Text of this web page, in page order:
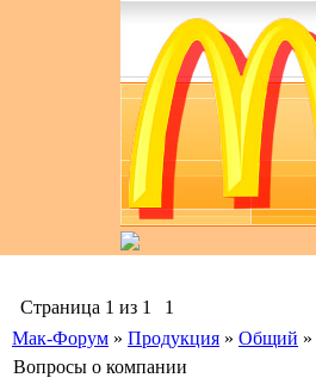
Страница 1 из 1
1
Мак-Форум » Продукция » Общий »
Вопросы о компании